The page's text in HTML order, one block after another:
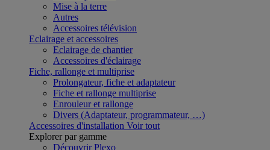
Mise à la terre
Autres
Accessoires télévision
Eclairage et accessoires
Eclairage de chantier
Accessoires d'éclairage
Fiche, rallonge et multiprise
Prolongateur, fiche et adaptateur
Fiche et rallonge multiprise
Enrouleur et rallonge
Divers (Adaptateur, programmateur, …)
Accessoires d'installation Voir tout
Explorer par gamme
Découvrir Plexo